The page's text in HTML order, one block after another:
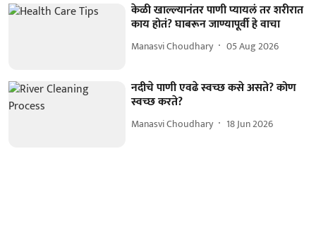
केळी खाल्ल्यानंतर पाणी प्यायलं तर शरीरात
काय होतं? घाबरून जाण्यापूर्वी हे वाचा
Manasvi Choudhary 05 Aug 2026
नदीचे पाणी एवढे स्वच्छ कसे असते? कोण
स्वच्छ करते?
Manasvi Choudhary 18 Jun 2026